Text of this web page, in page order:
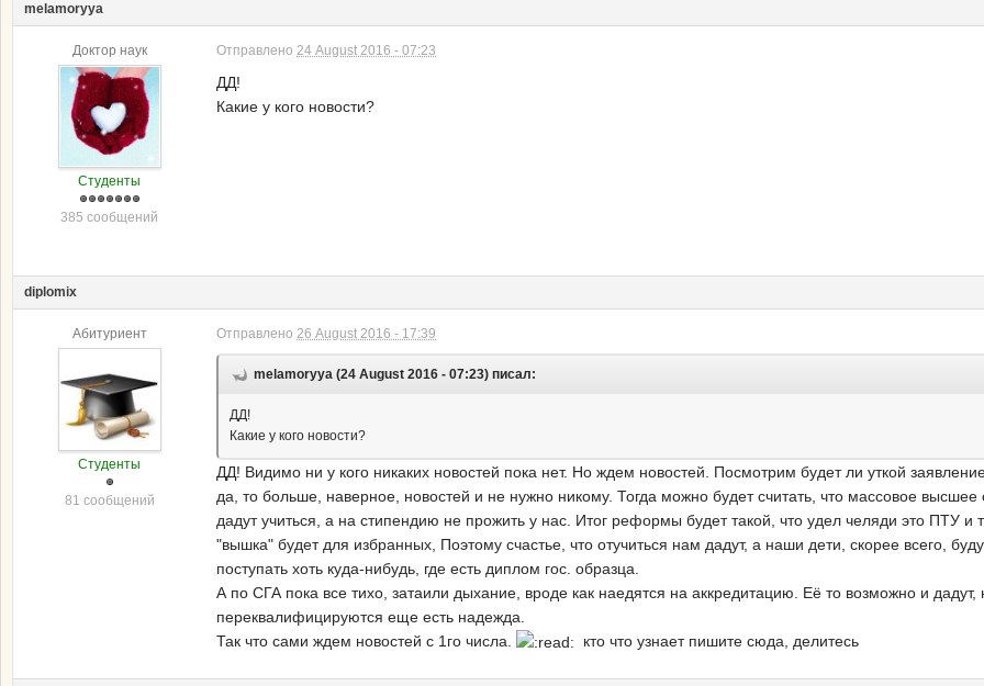
melamoryya
Доктор наук
Студенты
385 сообщений
Отправлено 24 August 2016 - 07:23
ДД!
Какие у кого новости?
diplomix
Абитуриент
Студенты
81 сообщений
Отправлено 26 August 2016 - 17:39
melamoryya (24 August 2016 - 07:23) писал:
ДД!
Какие у кого новости?
ДД! Видимо ни у кого никаких новостей пока нет. Но ждем новостей. Посмотрим будет ли уткой
да, то больше, наверное, новостей и не нужно никому. Тогда можно будет считать, что массовое
дадут учиться, а на стипендию не прожить у нас. Итог реформы будет такой, что удел челяди это ПТУ
"вышка" будет для избранных, Поэтому счастье, что отучиться нам дадут, а наши дети, скорее всего,
поступать хоть куда-нибудь, где есть диплом гос. образца.
А по СГА пока все тихо, затаили дыхание, вроде как наедятся на аккредитацию. Её то возможно и
переквалифицируются еще есть надежда.
Так что сами ждем новостей с 1го числа.
кто что узнает пишите сюда, делитесь